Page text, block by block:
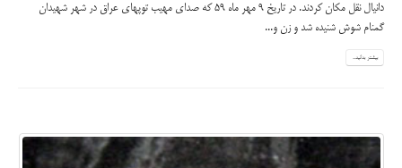
دانیال نقل مکان کردند. در تاریخ ۹ مهر ماه ۵۹ که صدای مهیب توپهای عراق در شهر شهیدان
گمنام شوش شنیده شد و زن و...
بیشتر بدانید...